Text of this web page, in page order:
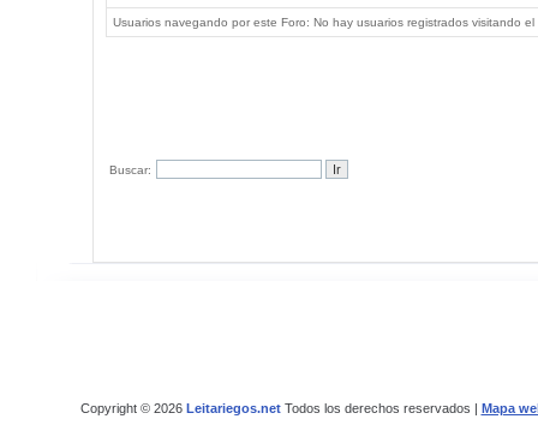
Usuarios navegando por este Foro: No hay usuarios registrados visitando
Buscar:
Copyright © 2026 Leitariegos.netTodos los derechos reservados | Mapa